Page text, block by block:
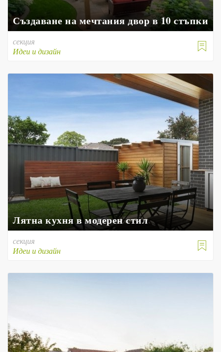
Създаване на мечтания двор в 10 стъпки

секция
Идеи и дизайн
Лятна кухня в модерен стил

секция
Идеи и дизайн